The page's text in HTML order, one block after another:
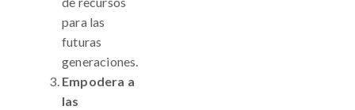
para las
futuras
generaciones.
Empodera a
las